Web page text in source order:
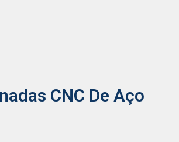
CNC De Aço